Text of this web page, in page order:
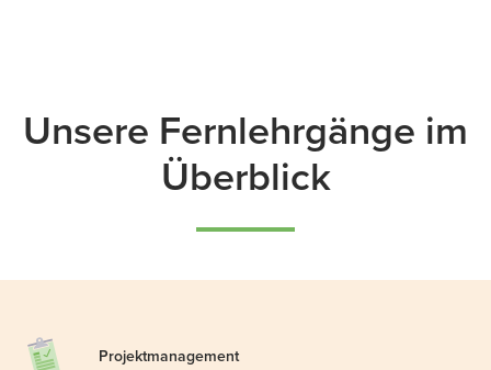
Unsere Fernlehrgänge im
Überblick
Projektmanagement